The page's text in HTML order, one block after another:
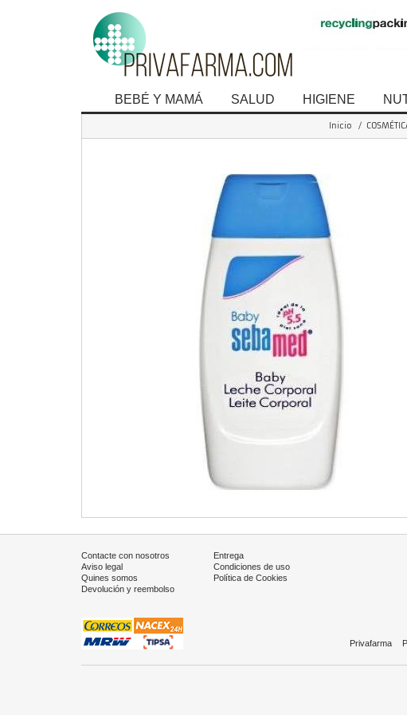
BEBÉ Y MAMÁ SALUD HIGIENE
Inicio /
Contacte con nosotros
Entrega
Aviso legal
Condiciones de uso
Quines somos
Política de Cookies
Devolución y reembolso
Privafarma